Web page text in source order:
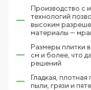
Производство с
технологий
высоким
материалы —
Размеры плитки
см и более, что
решений.
Гладкая,
пыли, грязи и